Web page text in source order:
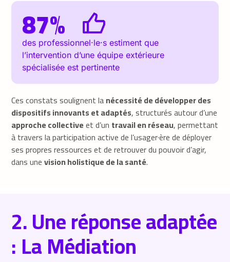
87%
des professionnel·le·s estiment que
l’intervention d’une équipe extérieure
spécialisée est pertinente
Ces constats soulignent lanécessité de développer des
dispositifs innovants et adaptés, structurés autour d’une
approche collectiveet d’un travail en réseau, permettant
à travers la participation active de l’usager·ère de déployer
ses propres ressources et de retrouver du pouvoir d’agir,
dans unevision holistique de la santé.
2. Une réponse adaptée
: La Médiation